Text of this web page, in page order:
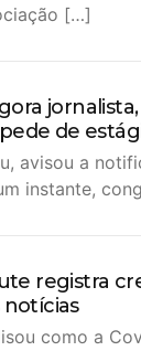
[…]
de
avisou a
instante,
registra
como a